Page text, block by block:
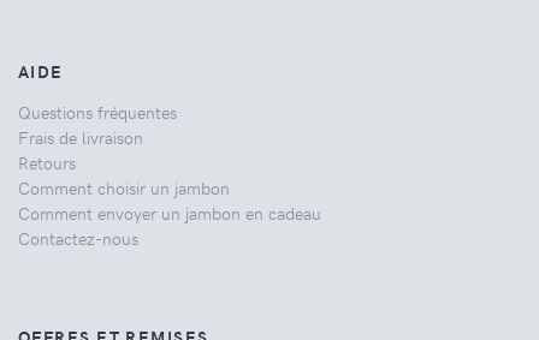
AIDE
Questions fréquentes
Frais de livraison
Retours
Comment choisir un jambon
Comment envoyer un jambon en cadeau
Contactez-nous